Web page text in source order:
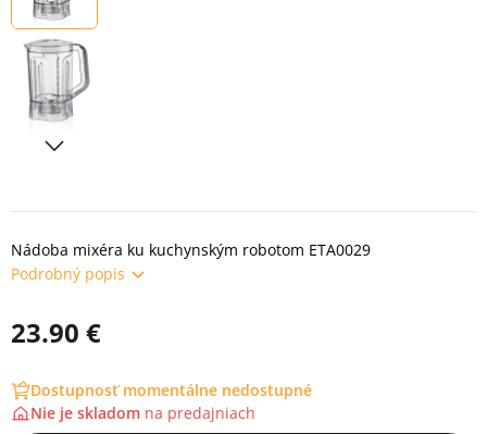
Nádoba mixéra ku kuchynským robotom ETA0029
Podrobný popis
23.90 €
Dostupnosť momentálne nedostupné
Nie je skladom na predajniach